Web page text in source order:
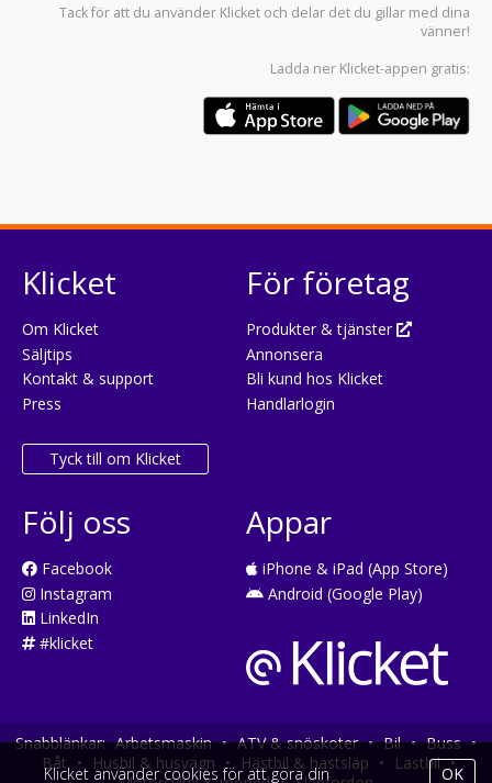
Tack för att du använder Klicket och delar det du gillar med dina
vänner!
Ladda ner Klicket-appen gratis:
Klicket
Om Klicket
Säljtips
Kontakt & support
Press
Tyck till om Klicket
För företag
Produkter & tjänster
Annonsera
Bli kund hos Klicket
Handlarlogin
Följ oss
Facebook
Instagram
LinkedIn
#klicket
Appar
iPhone & iPad (App Store)
Android (Google Play)
Snabblänkar: Arbetsmaskin • ATV & snöskoter • Bil • Buss •
Båt • Husbil & husvagn • Hästbil & hästsläp • Lastbil •
Klicket använder cookies för att göra din OK